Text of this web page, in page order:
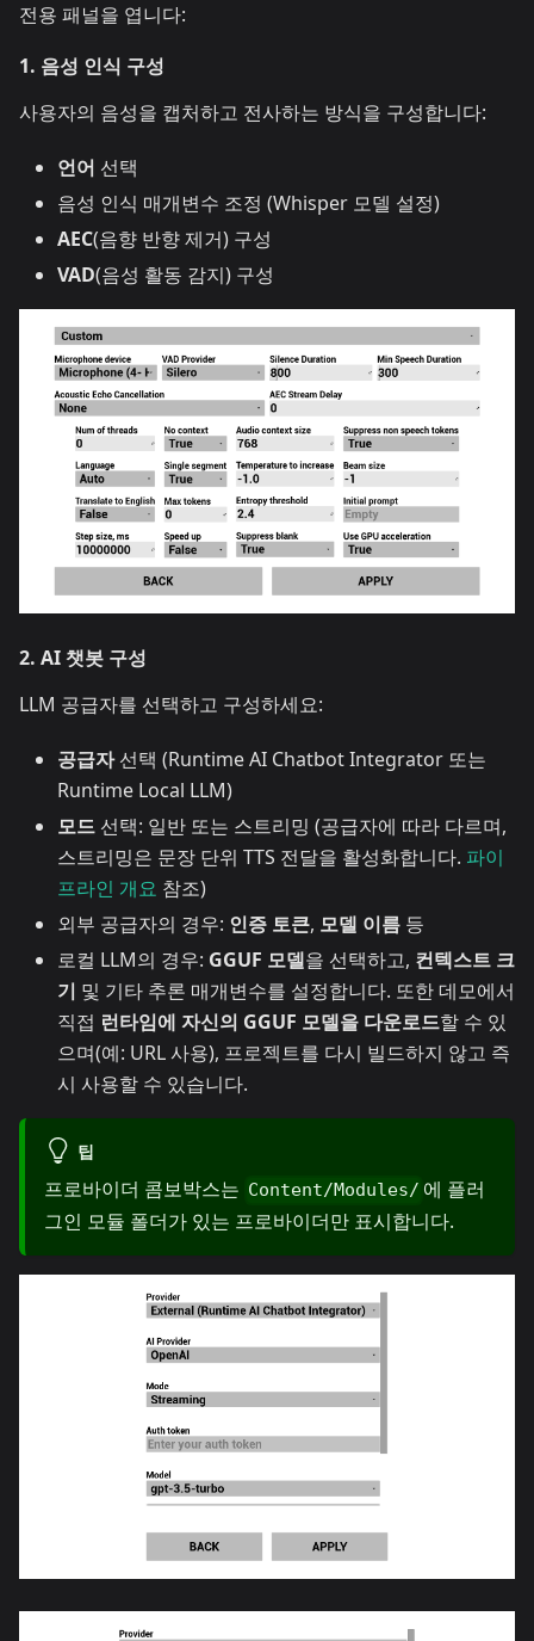
전용 패널을 엽니다:
1. 음성 인식 구성
사용자의 음성을 캡처하고 전사하는 방식을 구성합니다:
언어 선택
음성 인식 매개변수 조정 (Whisper 모델 설정)
AEC(음향 반향 제거) 구성
VAD(음성 활동 감지) 구성
2. AI 챗봇 구성
LLM 공급자를 선택하고 구성하세요:
공급자선택 (Runtime AI Chatbot Integrator 또는
Runtime Local LLM)
모드 선택: 일반 또는 스트리밍 (공급자에 따라 다르며,
스트리밍은 문장 단위 TTS 전달을 활성화합니다. 파이
프라인 개요 참조)
외부 공급자의 경우: 인증 토큰, 모델 이름 등
로컬 LLM의 경우: GGUF 모델을 선택하고, 컨텍스트 크
기 및 기타 추론 매개변수를 설정합니다. 또한 데모에서
직접 런타임에 자신의 GGUF 모델을 다운로드할 수 있
으며(예: URL 사용), 프로젝트를 다시 빌드하지 않고 즉
시 사용할 수 있습니다.
팁
프로바이더 콤보박스는 Content/Modules/ 에 플러
그인 모듈 폴더가 있는 프로바이더만 표시합니다.